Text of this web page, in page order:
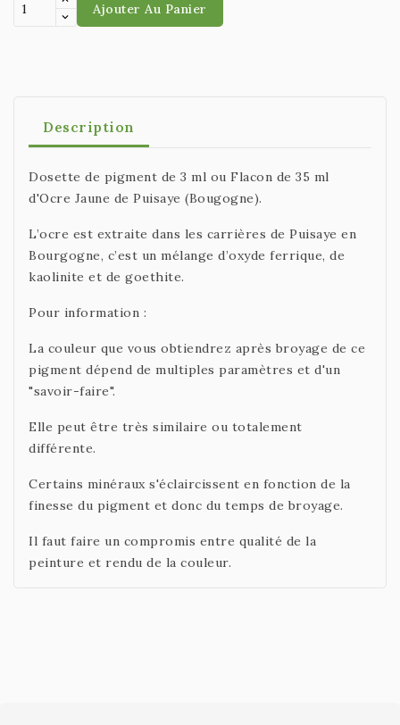
Ajouter Au Panier
Description
Dosette de pigment de 3 ml ou Flacon de 35 ml
d'Ocre Jaune de Puisaye (Bougogne).
L’ocre est extraite dans les carrières de Puisaye en
Bourgogne, c’est un mélange d’oxyde ferrique, de
kaolinite et de goethite.
Pour information :
La couleur que vous obtiendrez après broyage de ce
pigment dépend de multiples paramètres et d'un
"savoir-faire".
Elle peut être très similaire ou totalement
différente.
Certains minéraux s'éclaircissent en fonction de la
finesse du pigment et donc du temps de broyage.
Il faut faire un compromis entre qualité de la
peinture et rendu de la couleur.